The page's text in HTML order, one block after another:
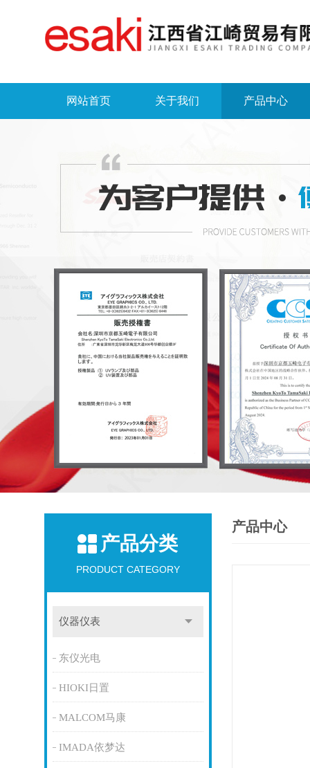
网站首页 关于我们 产品中心
产品分类
PRODUCT CATEGORY
仪器仪表
东仪光电
HIOKI日置
MALCOM马康
IMADA依梦达
产品中心